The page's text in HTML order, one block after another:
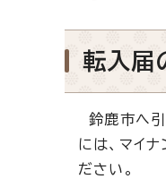
転入届
鈴鹿市へ引
には、マイ
ださい。